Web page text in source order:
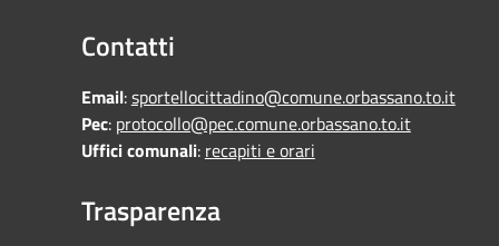
Contatti
Email:sportellocittadino@comune.orbassano.to.it
Pec: protocollo@pec.comune.orbassano.to.it
Uffici comunali: recapiti e orari
Trasparenza